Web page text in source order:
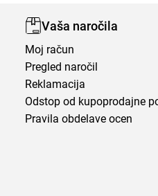
Vaša naročila
Moj račun
Pregled naročil
Reklamacija
Odstop od kupoprodajne
Pravila obdelave ocen